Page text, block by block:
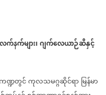
လက်နက်များ၊ဂျက်လေယာဉ်ဆီနှင့်
ဏ္ဍတွင်ကုလသမဂ္ဂဆိုင်ရာမြန်မာ